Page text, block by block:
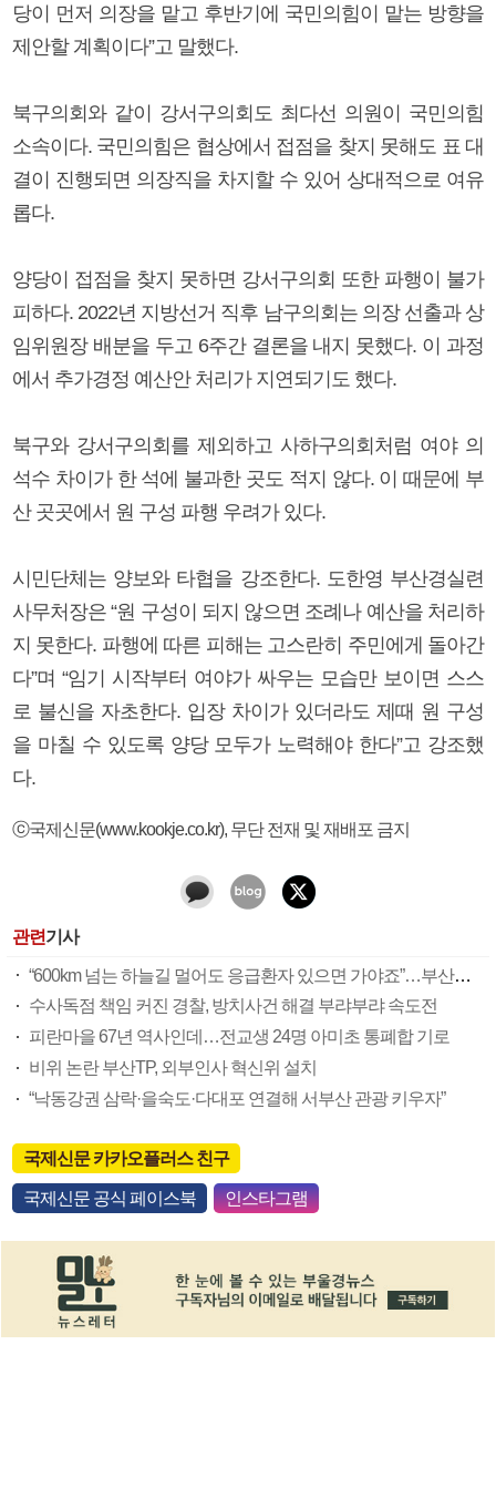
당이 먼저 의장을 맡고 후반기에 국민의힘이 맡는 방향을
제안할 계획이다”고 말했다.
북구의회와 같이 강서구의회도 최다선 의원이 국민의힘
소속이다. 국민의힘은 협상에서 접점을 찾지 못해도 표 대
결이 진행되면 의장직을 차지할 수 있어 상대적으로 여유
롭다.
양당이 접점을 찾지 못하면 강서구의회 또한 파행이 불가
피하다. 2022년 지방선거 직후 남구의회는 의장 선출과 상
임위원장 배분을 두고 6주간 결론을 내지 못했다. 이 과정
에서 추가경정 예산안 처리가 지연되기도 했다.
북구와 강서구의회를 제외하고 사하구의회처럼 여야 의
석수 차이가 한 석에 불과한 곳도 적지 않다. 이 때문에 부
산 곳곳에서 원 구성 파행 우려가 있다.
시민단체는 양보와 타협을 강조한다. 도한영 부산경실련
사무처장은 “원 구성이 되지 않으면 조례나 예산을 처리하
지 못한다. 파행에 따른 피해는 고스란히 주민에게 돌아간
다”며 “임기 시작부터 여야가 싸우는 모습만 보이면 스스
로 불신을 자초한다. 입장 차이가 있더라도 제때 원 구성
을 마칠 수 있도록 양당 모두가 노력해야 한다”고 강조했
다.
ⓒ국제신문(www.kookje.co.kr), 무단 전재 및 재배포 금지
관련기사
“600km 넘는 하늘길 멀어도 응급환자 있으면 가야죠”…부산소방항공대 활약상 눈길
수사독점 책임 커진 경찰, 방치사건 해결 부랴부랴 속도전
피란마을 67년 역사인데…전교생 24명 아미초 통폐합 기로
비위 논란 부산TP, 외부인사 혁신위 설치
“낙동강권 삼락·을숙도·다대포 연결해 서부산 관광 키우자”
국제신문 카카오플러스 친구
국제신문 공식 페이스북 인스타그램